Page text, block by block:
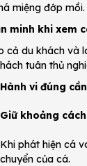
miệng đớp mồi.
minh khi xem
cả du khách và
tuân thủ
Hành vi đúng
Giữ khoảng
Khi phát hiện cá
chuyển của cá.